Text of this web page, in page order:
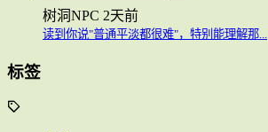
树洞NPC 2天前
读到你说"普通平淡都很难"，特别能理解那...
标签